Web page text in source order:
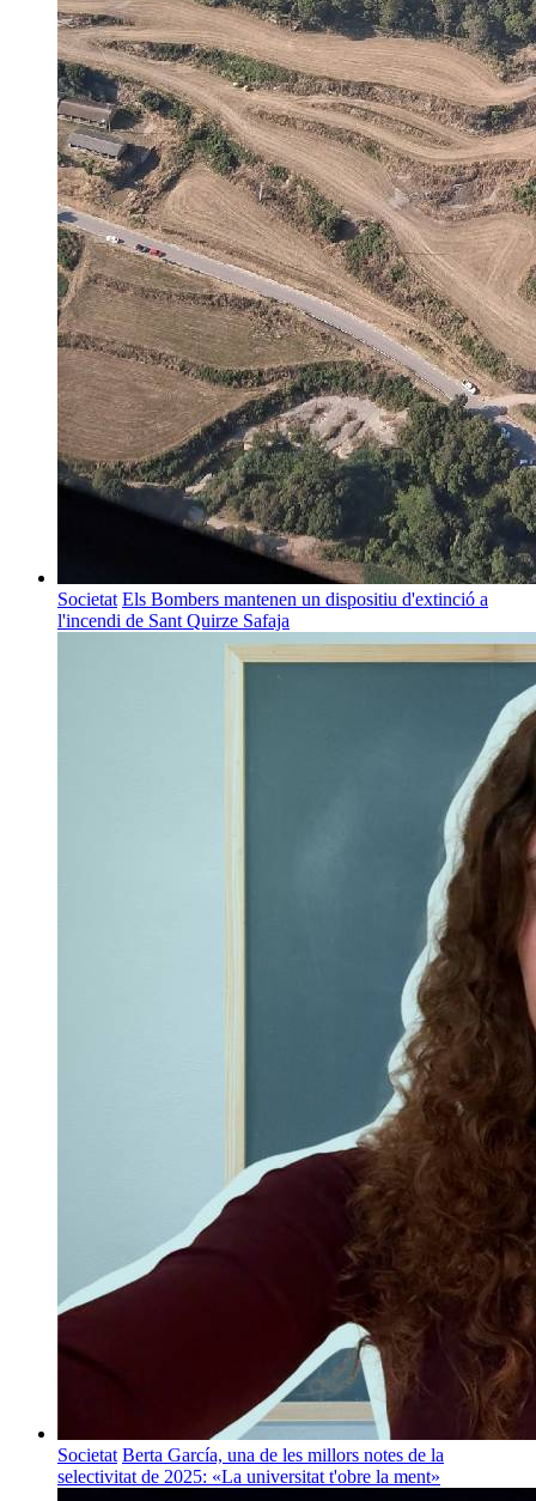
Societat Els Bombers mantenen un dispositiu d'extinció a
l'incendi de Sant Quirze Safaja
Societat Berta García, una de les millors notes de la
selectivitat de 2025: «La universitat t'obre la ment»